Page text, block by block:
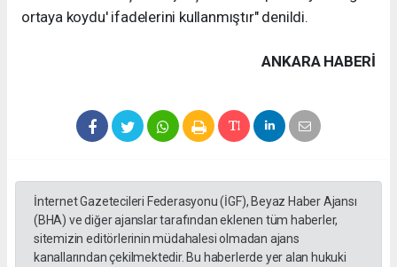
ortaya koydu' ifadelerini kullanmıştır" denildi.
ANKARA HABERİ
İnternet Gazetecileri Federasyonu (İGF), Beyaz Haber Ajansı
(BHA) ve diğer ajanslar tarafından eklenen tüm haberler,
sitemizin editörlerinin müdahalesi olmadan ajans
kanallarından çekilmektedir. Bu haberlerde yer alan hukuki